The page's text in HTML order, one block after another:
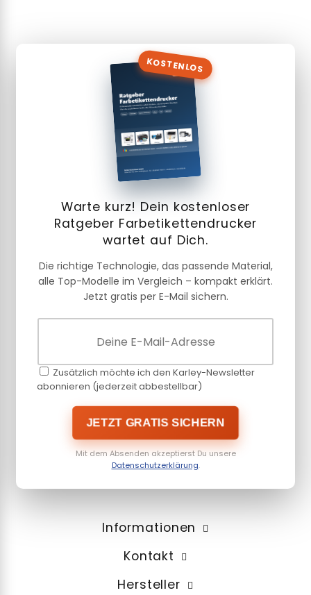
KOSTENLOS
Warte kurz! Dein kostenloser
Ratgeber Farbetikettendrucker
wartet auf Dich.
Die richtige Technologie, das passende Material,
alle Top-Modelle im Vergleich – kompakt erklärt.
Jetzt gratis per E-Mail sichern.
Zusätzlich möchte ich den Karley-Newsletter
abonnieren (jederzeit abbestellbar)
JETZT GRATIS SICHERN
Mit dem Absenden akzeptierst Du unsere
Datenschutzerklärung.
Informationen
Kontakt
Hersteller